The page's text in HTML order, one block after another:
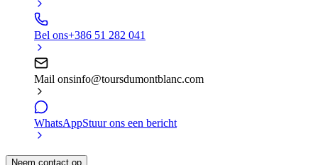
Bel ons+386 51 282 041
Mail onsinfo@toursdumontblanc.com
WhatsAppStuur ons een bericht
Neem contact op